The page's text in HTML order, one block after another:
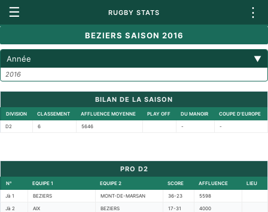
☰ RUGBY STATS ⋮
BEZIERS SAISON 2016
Année ▼
2016
BILAN DE LA SAISON
DIVISION CLASSEMENT AFFLUENCE MOYENNE PLAY OFF DU MANOIR COUPE D'EUROPE
D2 6 5646 - -
PRO D2
N° EQUIPE 1 EQUIPE 2 SCORE AFFLUENCE LIEU
Jà 1 BEZIERS MONT-DE-MARSAN 36-23 5598
Jà 2 AIX BEZIERS 17-31 4000